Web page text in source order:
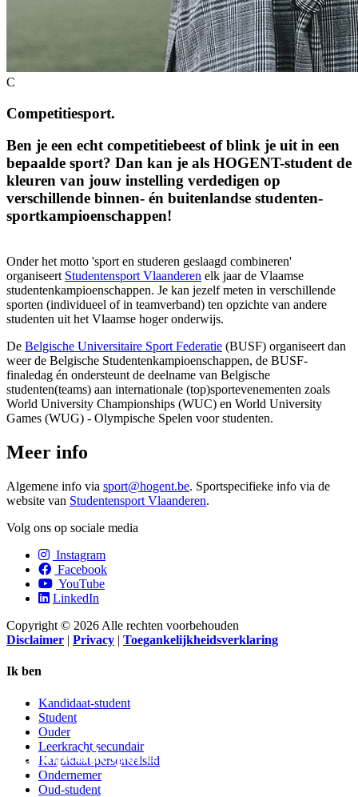
Competitiesport.
C
Competitiesport.
Ben je een echt competitiebeest of blink je uit in een
bepaalde sport? Dan kan je als HOGENT-student de
kleuren van jouw instelling verdedigen op
verschillende binnen- én buitenlandse studenten­
sport­kampioen­schappen!
Onder het motto 'sport en studeren geslaagd combineren'
organiseert Studentensport Vlaanderen elk jaar de Vlaamse
studentenkampioenschappen. Je kan jezelf meten in verschillende
sporten (individueel of in teamverband) ten opzichte van andere
studenten uit het Vlaamse hoger onderwijs.
De Belgische Universitaire Sport Federatie (BUSF) organiseert dan
weer de Belgische Studentenkampioenschappen, de BUSF-
finaledag én ondersteunt de deelname van Belgische
studenten(teams) aan internationale (top)sportevenementen zoals
World University Championships (WUC) en World University
Games (WUG) - Olympische Spelen voor studenten.
Meer info
Algemene info via sport@hogent.be. Sportspecifieke info via de
website van Studentensport Vlaanderen.
Volg ons op sociale media
Instagram
Facebook
YouTube
LinkedIn
Copyright © 2026 Alle rechten voorbehouden
Disclaimer | Privacy | Toegankelijkheidsverklaring
Ik ben
Kandidaat-student
Student
Ouder
Leerkracht secundair
Kandidaat-personeelslid
Ondernemer
Oud-student